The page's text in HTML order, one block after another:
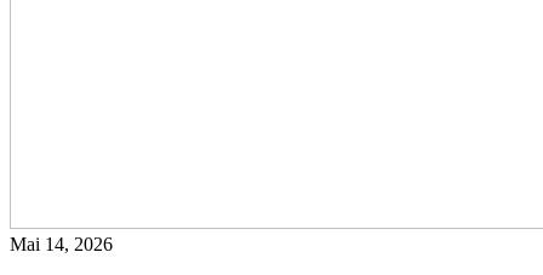
Mai 14, 2026